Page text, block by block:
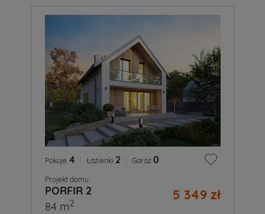
Pokoje 4 Łazienki 2 Garaż 0
Projekt domu
PORFIR 2 5 349 zł
84 m2